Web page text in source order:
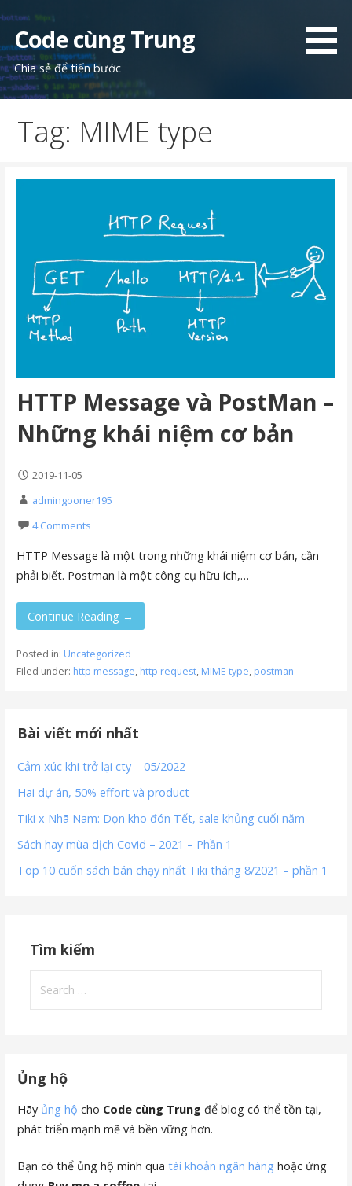
content
Code cùng Trung
Chia sẻ để tiến bước
Tag: MIME type
HTTP Message và PostMan –
Những khái niệm cơ bản
2019-11-05
admingooner195
4 Comments
HTTP Message là một trong những khái niệm cơ bản, cần
phải biết. Postman là một công cụ hữu ích,…
Continue Reading →
Posted in: Uncategorized
Filed under: http message, http request, MIME type, postman
Bài viết mới nhất
Cảm xúc khi trở lại cty – 05/2022
Hai dự án, 50% effort và product
Tiki x Nhã Nam: Dọn kho đón Tết, sale khủng cuối năm
Sách hay mùa dịch Covid – 2021 – Phần 1
Top 10 cuốn sách bán chạy nhất Tiki tháng 8/2021 – phần 1
Tìm kiếm
for:
Ủng hộ
Hãy ủng hộ cho Code cùng Trung để blog có thể tồn tại,
phát triển mạnh mẽ và bền vững hơn.
Bạn có thể ủng hộ mình quatài khoản ngân hàng hoặc ứng